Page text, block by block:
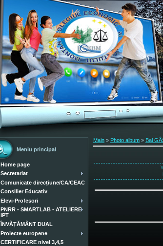
Meniu principal
Home page
Secretariat
Comunicate direcțiune/CA/CEAC
Consilier Educativ
Elevi-Profesori
PNRR - SMARTLAB - ATELIERE
IPT
ÎNVĂȚĂMÂNT DUAL
Proiecte europene
CERTIFICARE nivel 3,4,5
Main » Photo album » Bal